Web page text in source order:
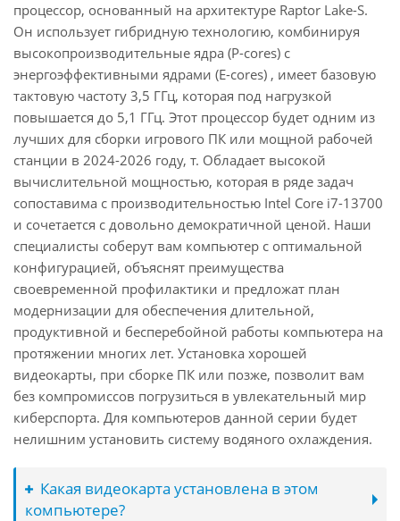
процессор, основанный на архитектуре Raptor Lake-S.
Он использует гибридную технологию, комбинируя
высокопроизводительные ядра (P-cores) с
энергоэффективными ядрами (E-cores) , имеет базовую
тактовую частоту 3,5 ГГц, которая под нагрузкой
повышается до 5,1 ГГц. Этот процессор будет одним из
лучших для сборки игрового ПК или мощной рабочей
станции в 2024-2026 году, т. Обладает высокой
вычислительной мощностью, которая в ряде задач
сопоставима с производительностью Intel Core i7-13700
и сочетается с довольно демократичной ценой. Наши
специалисты соберут вам компьютер с оптимальной
конфигурацией, объяснят преимущества
своевременной профилактики и предложат план
модернизации для обеспечения длительной,
продуктивной и бесперебойной работы компьютера на
протяжении многих лет. Установка хорошей
видеокарты, при сборке ПК или позже, позволит вам
без компромиссов погрузиться в увлекательный мир
киберспорта. Для компьютеров данной серии будет
нелишним установить систему водяного охлаждения.
Какая видеокарта установлена в этом
компьютере?